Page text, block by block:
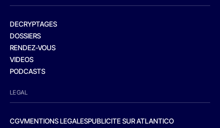
DECRYPTAGES
DOSSIERS
RENDEZ-VOUS
VIDEOS
PODCASTS
LEGAL
CGVMENTIONS LEGALESPUBLICITE SUR ATLANTICO